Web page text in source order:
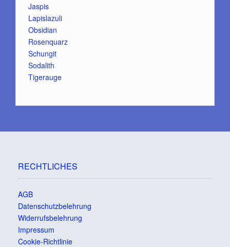
Jaspis
Lapislazuli
Obsidian
Rosenquarz
Schungit
Sodalith
Tigerauge
RECHTLICHES
AGB
Datenschutzbelehrung
Widerrufsbelehrung
Impressum
Cookie-Richtlinie